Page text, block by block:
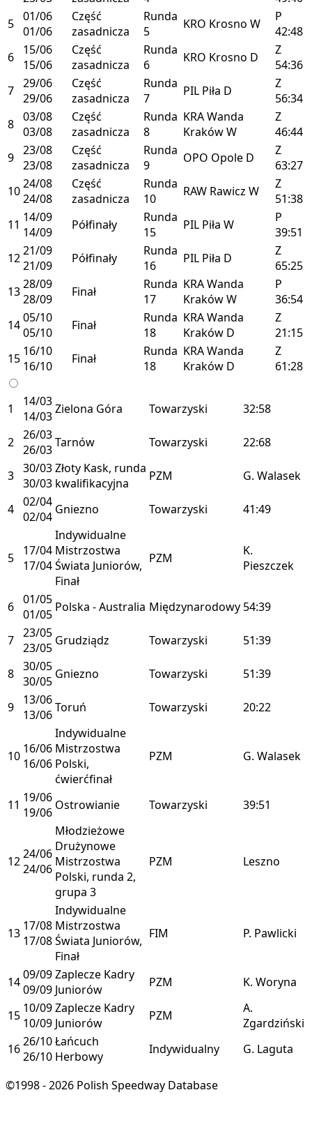
5 01/06
01/06
Część
zasadnicza
Runda
5
KRO Krosno W
P
42:48
6
15/06
15/06
Część
zasadnicza
Runda
6
KRO Krosno D
Z
54:36
7 29/06
29/06
Część
zasadnicza
Runda
7
PIL Piła D
Z
56:34
8 03/08
03/08
Część
zasadnicza
Runda
8
KRAWanda
KrakówW
Z
46:44
9 23/08
23/08
Część
zasadnicza
Runda
9
OPO Opole D
Z
63:27
1024/08
24/08
Część
zasadnicza
Runda
10
RAW Rawicz W
Z
51:38
11 14/09
14/09
Półfinały
Runda
15
PIL Piła W
P
39:51
1221/09
21/09
Półfinały
Runda
16
PIL Piła D
Z
65:25
1328/09
28/09
Finał
Runda
17
KRAWanda
KrakówW
P
36:54
1405/10
05/10
Finał
Runda
18
KRAWanda
Kraków D
Z
21:15
15 16/10
16/10
Finał
Runda
18
KRAWanda
Kraków D
Z
61:28
1
14/03
14/03Zielona Góra Towarzyski 32:58
2 26/03
26/03Tarnów Towarzyski 22:68
3 30/03
30/03
Złoty Kask, runda
kwalifikacyjna
PZM G. Walasek
4 02/04
02/04 Gniezno Towarzyski 41:49
5
17/04
17/04
Indywidualne
Mistrzostwa
Świata Juniorów,
Finał
PZM
K.
Pieszczek
6 01/05
01/05 Polska - Australia Międzynarodowy 54:39
7 23/05
23/05 Grudziądz Towarzyski 51:39
8 30/05
30/05 Gniezno Towarzyski 51:39
9
13/06
13/06Toruń Towarzyski 20:22
10 16/06
16/06
Indywidualne
Mistrzostwa
Polski,
ćwierćfinał
PZM G. Walasek
11 19/06
19/06 Ostrowianie Towarzyski 39:51
1224/06
24/06
Młodzieżowe
Drużynowe
Mistrzostwa
Polski, runda 2,
grupa 3
PZM Leszno
13 17/08
17/08
Indywidualne
Mistrzostwa
Świata Juniorów,
Finał
FIM P. Pawlicki
1409/09
09/09
Zaplecze Kadry
Juniorów
PZM K. Woryna
15 10/09
10/09
Zaplecze Kadry
Juniorów
PZM
A.
Zgardziński
1626/10
26/10
Łańcuch
Herbowy
Indywidualny G. Laguta
©1998 - 2026 Polish Speedway Database